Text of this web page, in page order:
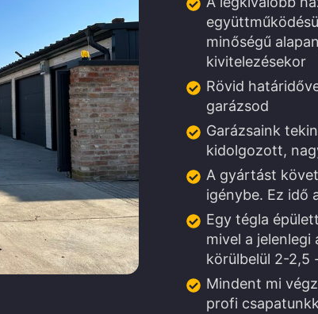
minőségű
kivitelezésekor
Rövid
garázsod
Garázsaink
kidolgozott,
A gyártást
igénybe. Ez idő
Egy tégla
mivel a
körülbelül 2-2,5
Mindent mi
profi